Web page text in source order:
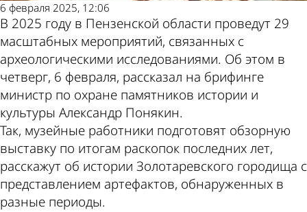
6 февраля 2025, 12:06
В 2025 году в Пензенской области проведут 29
масштабных мероприятий, связанных с
археологическими исследованиями. Об этом в
четверг, 6 февраля, рассказал на брифинге
министр по охране памятников истории и
культуры Александр Понякин.
Так, музейные работники подготовят обзорную
выставку по итогам раскопок последних лет,
расскажут об истории Золотаревского городища с
представлением артефактов, обнаруженных в
разные периоды.